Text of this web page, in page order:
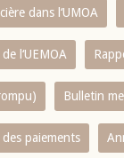
dans l‘UMOA
l‘UEMOA
Bulletin
des paiements